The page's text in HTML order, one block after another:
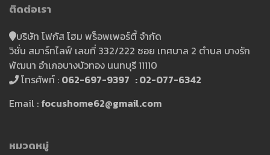
ติดต่อเรา
บริษัท โฟกัส โฮม พร็อพเพอร์ตี้ จำกัด
วิชั่น สมาร์ทไลฟ์ เลขที่ 332/222 ซอย เทศบาล 2 ตำบล บางรัก
พัฒนา อำเภอบางบัวทอง นนทบุรี 11110
โทรศัพท์ : 062-697-9397 : 02-077-6342
Email : focushome62@gmail.com
หมวดหมู่